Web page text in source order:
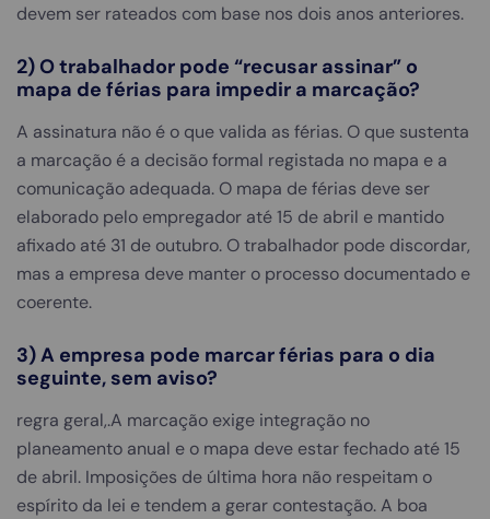
devem ser rateados com base nos dois anos anteriores.
2) O trabalhador pode “recusar assinar” o
mapa de férias para impedir a marcação?
A assinatura não é o que valida as férias. O que sustenta
a marcação é a decisão formal registada no mapa e a
comunicação adequada. O mapa de férias deve ser
elaborado pelo empregador até 15 de abril e mantido
afixado até 31 de outubro. O trabalhador pode discordar,
mas a empresa deve manter o processo documentado e
coerente.
3) A empresa pode marcar férias para o dia
seguinte, sem aviso?
regra geral,.A marcação exige integração no
planeamento anual e o mapa deve estar fechado até 15
de abril. Imposições de última hora não respeitam o
espírito da lei e tendem a gerar contestação. A boa